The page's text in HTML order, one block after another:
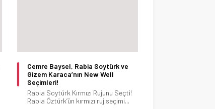
Cemre Baysel, Rabia Soytürk ve
Gizem Karaca’nın New Well
Seçimleri!
Rabia Soytürk Kırmızı Rujunu Seçti!
Rabia Öztürk’ün kırmızı ruj seçimi...